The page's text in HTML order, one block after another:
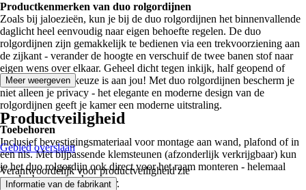
Productkenmerken van duo rolgordijnen
Zoals bij jaloezieën, kun je bij de duo rolgordijnen het binnenvallende
daglicht heel eenvoudig naar eigen behoefte regelen. De duo
rolgordijnen zijn gemakkelijk te bedienen via een trekvoorziening aan
de zijkant - verander de hoogte en verschuif de twee banen stof naar
eigen wens over elkaar. Geheel dicht tegen inkijk, half geopend of
geheel open - de keuze is aan jou! Met duo rolgordijnen bescherm je
niet alleen je privacy - het elegante en moderne design van de
rolgordijnen geeft je kamer een moderne uitstraling.
Toebehoren
Inclusief bevestigingsmateriaal voor montage aan wand, plafond of in
een nis. Met bijpassende klemsteunen (afzonderlijk verkrijgbaar) kun
je het duo rolgordijn ook direct voor het raam monteren - helemaal
zonder boren en schroeven.
Meer weergeven
Productveiligheid
Gebied overslaan
Verantwoordelijk voor productveiligheid zie
Informatie van de fabrikant .